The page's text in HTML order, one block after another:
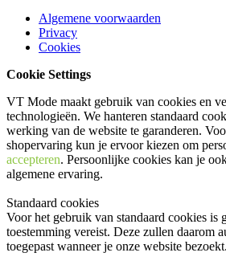
Algemene voorwaarden
Privacy
Cookies
Cookie Settings
VT Mode maakt gebruik van cookies en
technologieën. We hanteren standaard
werking van de website te garanderen.
shopervaring kun je ervoor kiezen om
accepteren. Persoonlijke cookies kan je
algemene ervaring.
Standaard cookies
Voor het gebruik van standaard cookies is
toestemming vereist. Deze zullen daarom
toegepast wanneer je onze website bezoekt.